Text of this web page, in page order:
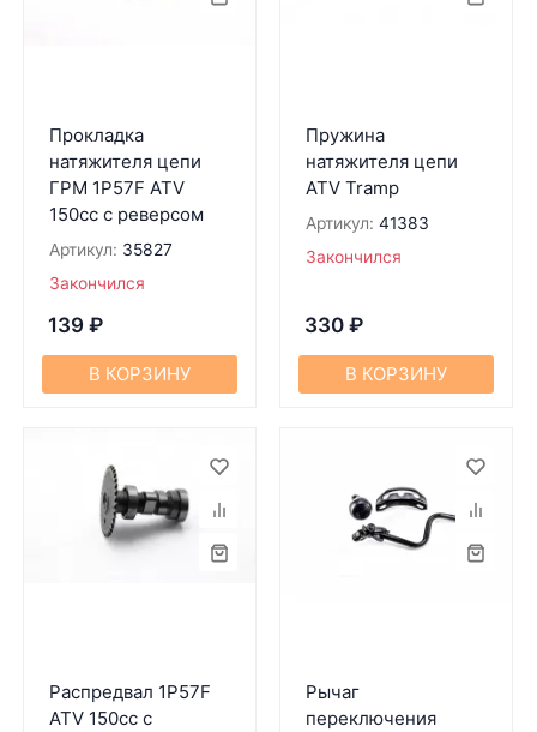
Прокладка
натяжителя цепи
ГРМ 1P57F ATV
150cc с реверсом
Артикул: 35827
Закончился
139 ₽
В КОРЗИНУ
Пружина
натяжителя цепи
ATV Tramp
Артикул: 41383
Закончился
330 ₽
В КОРЗИНУ
Распредвал 1P57F
ATV 150cc с
Рычаг
переключения